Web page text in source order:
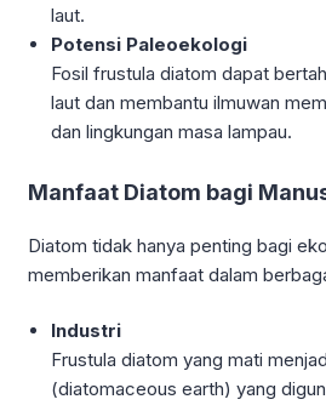
laut.
Potensi Paleoekologi
Fosil frustula diatom dapat
laut dan membantu ilmuwan
dan lingkungan masa lampau.
Manfaat Diatom bagi
Diatom tidak hanya penting bagi
memberikan manfaat dalam
Industri
Frustula diatom yang mati
(diatomaceous earth) yang